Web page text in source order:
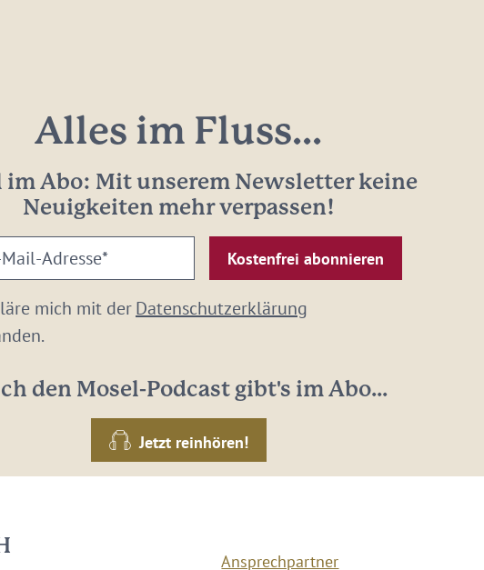
Alles im Fluss...
im Abo: Mit unserem Newsletter keine
Neuigkeiten mehr verpassen!
mich mit derDatenschutzerklärung
den Mosel-Podcast gibt's im Abo...
Jetzt reinhören!
Ansprechpartner